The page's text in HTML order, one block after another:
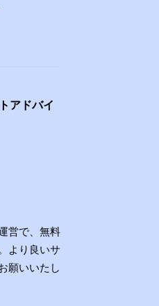
アドバイ
営で、無料
より良いサ
願いいたし